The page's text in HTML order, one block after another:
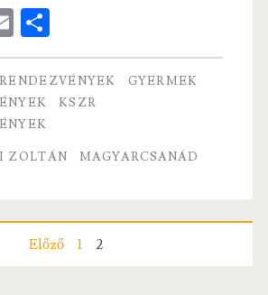
E
m
ai
l
S
ha
re
GYERMEK
KSZR
ZOLTÁN MAGYARCSANÁD
Előző 1 2